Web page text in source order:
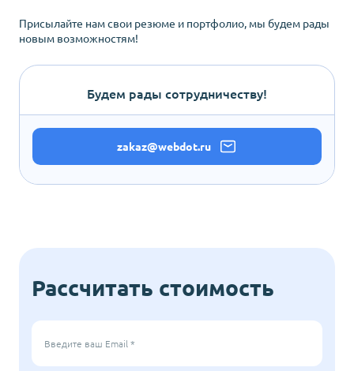
Присылайте нам свои резюме и портфолио, мы будем рады
новым возможностям!
Будем рады сотрудничеству!
zakaz@webdot.ru
Рассчитать стоимость
Введите ваш Email *